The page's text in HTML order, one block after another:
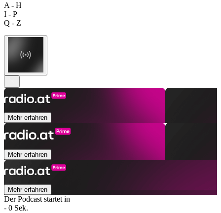
A - H
I - P
Q - Z
Mehr erfahren
Mehr erfahren
Mehr erfahren
Der Podcast startet in
- 0 Sek.